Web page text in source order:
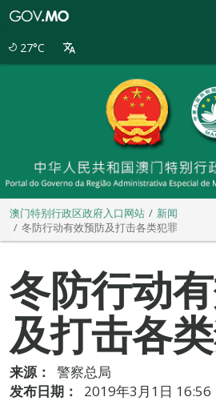
27°C
澳门特别行政区政府入口网站
新闻
冬防行动有效预防及打击各类犯罪
冬防行动
及打击各
来源：
警察总局
发布日期：
2019年3月1日 16:56